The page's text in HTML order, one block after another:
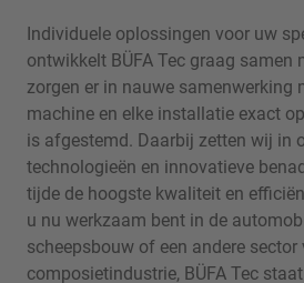
Individuele oplossingen voor uw
ontwikkelt BÜFA Tec graag samen
zorgen er in nauwe samenwerking
machine en elke installatie exact
is afgestemd. Daarbij zetten wij in
technologieën en innovatieve
tijde de hoogste kwaliteit en
u nu werkzaam bent in de
scheepsbouw of een andere sector
composietindustrie, BÜFA Tec